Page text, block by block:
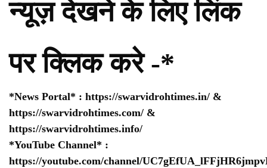
न्यूज़ देखने के लिए लिंक
पर क्लिक करे -*
*News Portal* : https://swarvidrohtimes.in/ &
https://swarvidrohtimes.com/ &
https://swarvidrohtimes.info/
*YouTube Channel* :
https://youtube.com/channel/